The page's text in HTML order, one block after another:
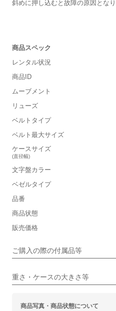
斜めに押し込むと故障の原因とな
商品スペック
レンタル状況
商品ID
ムーブメント
リューズ
ベルトタイプ
ベルト最大サイズ
ケースサイズ
(直径幅)
文字盤カラー
ベゼルタイプ
品番
商品状態
販売価格
ご購入の際の付属品等
重さ・ケースの大きさ等
■重さ(ベルト込み)
■ケースの大きさ
小さい
■装飾感
カジュアル
商品写真・商品状態について